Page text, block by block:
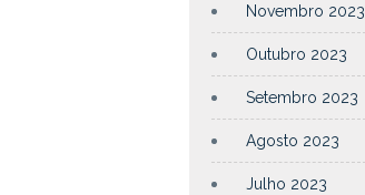
Novembro 2023
Outubro 2023
Setembro 2023
Agosto 2023
Julho 2023